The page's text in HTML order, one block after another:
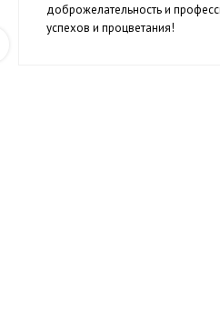
доброжелательность и
успехов и процветания!